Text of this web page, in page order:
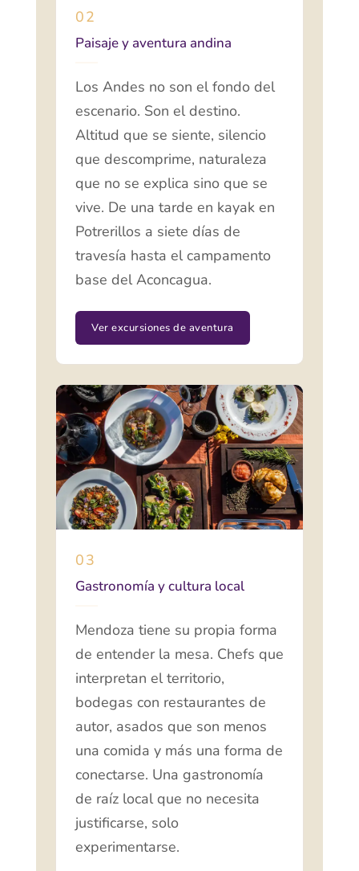
02
Paisaje y aventura andina
Los Andes no son el fondo del
escenario. Son el destino.
Altitud que se siente, silencio
que descomprime, naturaleza
que no se explica sino que se
vive. De una tarde en kayak en
Potrerillos a siete días de
travesía hasta el campamento
base del Aconcagua.
Ver excursiones de aventura
03
Gastronomía y cultura local
Mendoza tiene su propia forma
de entender la mesa. Chefs que
interpretan el territorio,
bodegas con restaurantes de
autor, asados que son menos
una comida y más una forma de
conectarse. Una gastronomía
de raíz local que no necesita
justificarse, solo
experimentarse.